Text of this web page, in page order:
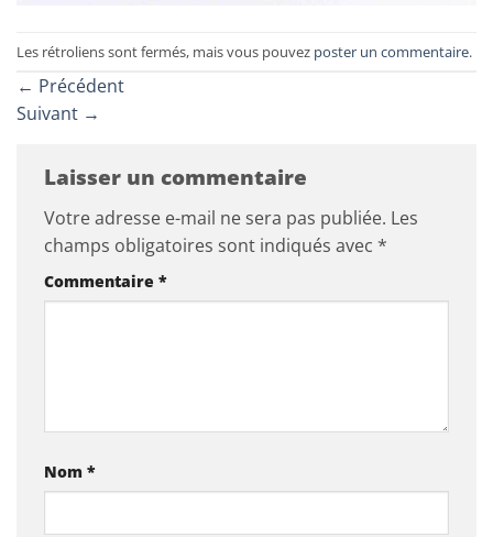
Les rétroliens sont fermés, mais vous pouvez poster un commentaire.
← Précédent
Suivant →
Laisser un commentaire
Votre adresse e-mail ne sera pas publiée. Les
champs obligatoires sont indiqués avec *
Commentaire *
Nom *